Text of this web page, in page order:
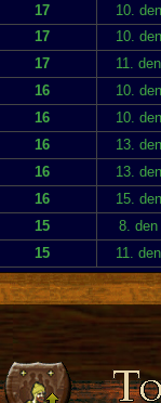
17
10. den
17
10. den
17
11. den
16
10. den
16
10. den
16
13. den
16
13. den
16
15. den
15
8. den
15 11. den